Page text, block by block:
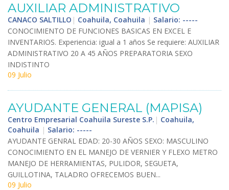
AUXILIAR ADMINISTRATIVO
CANACO SALTILLO | Coahuila, Coahuila | Salario: -----
CONOCIMIENTO DE FUNCIONES BASICAS EN EXCEL E
INVENTARIOS. Experiencia: igual a 1 años Se requiere: AUXILIAR
ADMINISTRATIVO 20 A 45 AÑOS PREPARATORIA SEXO
INDISTINTO
09 Julio
AYUDANTE GENERAL (MAPISA)
Centro Empresarial Coahuila Sureste S.P. | Coahuila,
Coahuila | Salario: -----
AYUDANTE GENRAL EDAD: 20-30 AÑOS SEXO: MASCULINO
CONOCIMIENTO EN EL MANEJO DE VERNIER Y FLEXO METRO
MANEJO DE HERRAMIENTAS, PULIDOR, SEGUETA,
GUILLOTINA, TALADRO OFRECEMOS BUEN...
09 Julio